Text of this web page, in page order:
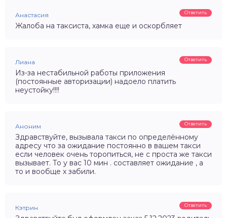
Анастасия Ответить
Жалоба на таксиста, хамка еще и оскорбляет
Лиана Ответить
Из-за нестабильной работы приложения
(постоянные авторизации) надоело платить
неустойку!!!!
Аноним Ответить
Здравствуйте, вызывала такси по определённому
адресу что за ожидание постоянно в вашем такси
если человек очень торопиться, не с проста же такси
вызывает. То у вас 10 мин . составляет ожидание , а
то и вообще х забили.
Кэтрин Ответить